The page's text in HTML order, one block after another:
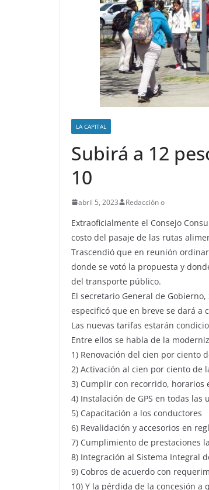
LA CAPITAL
Subirá a 12
10
abril 5, 2023 Redacción o
Extraoficialmente el Consejo
costo del pasaje de las rutas
Trascendió que en reunión
donde se votó la propuesta y
del transporte público.
El secretario General de
especificó que en breve se dará a
Las nuevas tarifas estarán
Entre ellos se habla de la
1) Renovación del cien por ciento
2) Activación al cien por ciento de
3) Cumplir con recorrido, horarios
4) Instalación de GPS en todas las
5) Capacitación a los conductores
6) Revalidación y accesorios en
7) Cumplimiento de prestaciones
8) Integración al Sistema Integral
9) Cobros de acuerdo con
10) Y la pérdida de la concesión